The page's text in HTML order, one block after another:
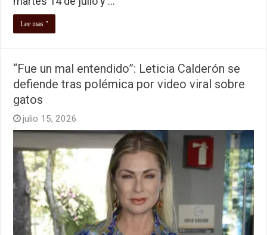
Lee mas "
“Fue un mal entendido”: Leticia Calderón se
defiende tras polémica por video viral sobre
gatos
julio 15, 2026